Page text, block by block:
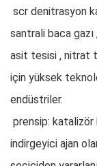
santrali baca
asit tesisi , nitrat
için yüksek
endüstriler.
indirgeyici ajan